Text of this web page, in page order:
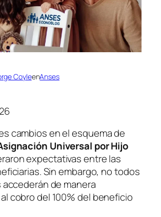
CoyleenAnses
cambios en el esquema de
Universal por Hijo
expectativas entre las
Sin embargo, no todos
de manera
cobro del 100% del beneficio